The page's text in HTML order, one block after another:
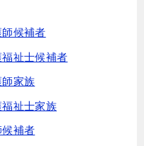
候補者
祉士候補者
家族
祉士家族
補者